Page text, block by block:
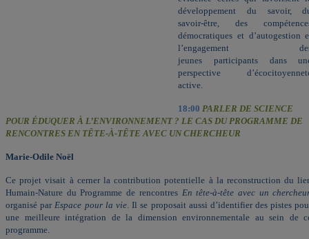
développement du savoir,
savoir-être, des
démocratiques et d’autogestion
l’engagement
jeunes participants dans
perspective
active.
18:00 PARLER DE SCIENCE
POUR ÉDUQUER À L’ENVIRONNEMENT ? LE CAS DU PROGRAMME DE
RENCONTRES EN TÊTE-À-TÊTE AVEC UN CHERCHEUR
Marie-Odile Noël
Ce projet visait à cerner la contribution potentielle à la reconstruction du
Humain-Nature du Programme de rencontres En tête-à-tête avec un
organisé parEspace pour la vie. Il se proposait aussi d’identifier des pistes
une meilleure intégration de la dimension environnementale au sein de
programme.